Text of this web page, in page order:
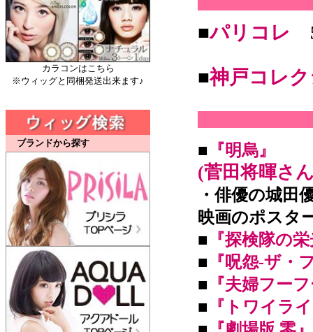
カラコンはこちら
※ウィッグと同梱発送出来ます♪
ブランドから探す
■パリコレ
■神戸コレ
■ 『明烏』
(菅田将暉さ
・俳優の城田
映画のポスタ
■ 『探検隊の
■ 『呪怨-ザ・
■ 『夫婦フー
■ 『トワイラ